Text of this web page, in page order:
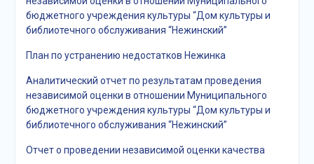
спонсоров в виде
упаковок
муки.
приглашает!
Наша землячка стала
финалисткой
Всероссийского
конкурса «Библиотекарь
года – 2025»
бюджетного учреждения культуры “Дом культуры и
библиотечного обслуживания “Нежинский”
План по устранению недостатков Нежинка
Аналитический отчет по результатам проведения
независимой оценки в отношении Муниципального
бюджетного учреждения культуры “Дом культуры и
библиотечного обслуживания “Нежинский”
Отчет о проведении независимой оценки качества